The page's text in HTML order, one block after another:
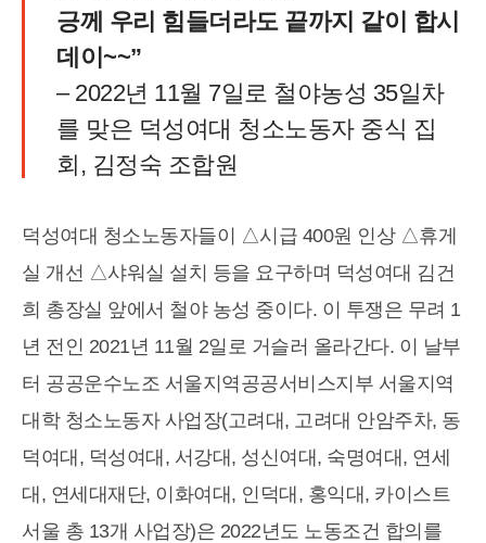
긍께 우리 힘들더라도 끝까지 같이 합시
데이~~”
– 2022년 11월 7일로 철야농성 35일차
를 맞은 덕성여대 청소노동자 중식 집
회, 김정숙 조합원
덕성여대 청소노동자들이 △시급 400원 인상 △휴게
실 개선 △샤워실 설치 등을 요구하며 덕성여대 김건
희 총장실 앞에서 철야 농성 중이다. 이 투쟁은 무려 1
년 전인 2021년 11월 2일로 거슬러 올라간다. 이 날부
터 공공운수노조 서울지역공공서비스지부 서울지역
대학 청소노동자 사업장(고려대, 고려대 안암주차, 동
덕여대, 덕성여대, 서강대, 성신여대, 숙명여대, 연세
대, 연세대재단, 이화여대, 인덕대, 홍익대, 카이스트
서울 총 13개 사업장)은 2022년도 노동조건 합의를